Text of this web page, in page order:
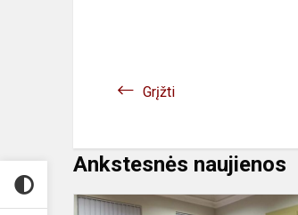
Grįžti
Ankstesnės naujienos